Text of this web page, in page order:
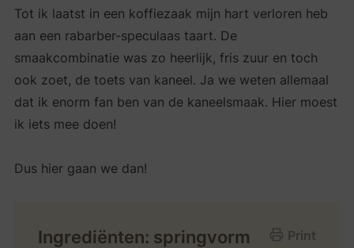
Tot ik laatst in een koffiezaak mijn hart verloren heb
aan een rabarber-speculaas taart. De
smaakcombinatie was zo heerlijk, fris zuur en toch
ook zoet, de toets van kaneel. Ja we weten allemaal
dat ik enorm fan ben van de kaneelsmaak. Hier moest
ik iets mee doen!
Dus hier gaan we dan!
Print
Ingrediënten: springvorm